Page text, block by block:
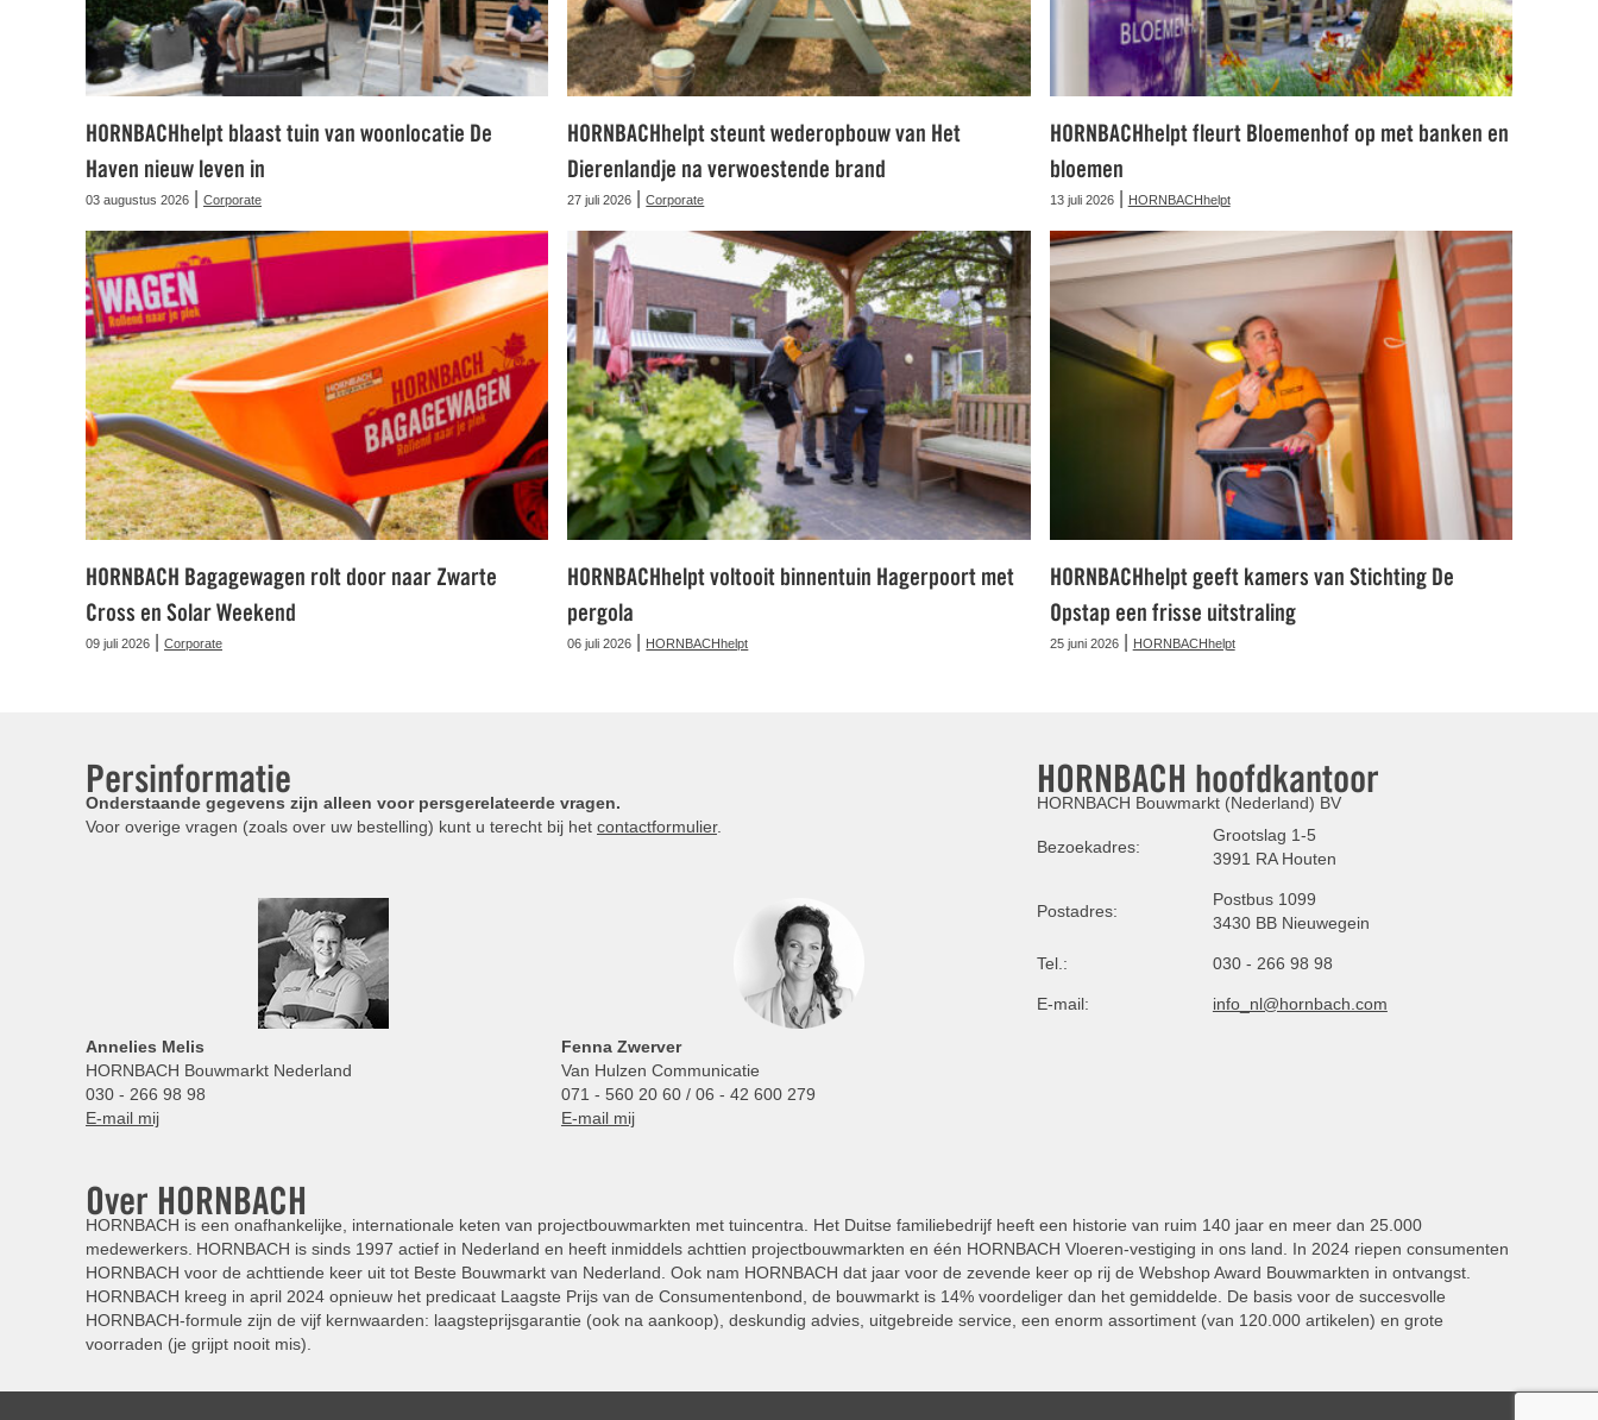
HORNBACHhelpt blaast tuin van woonlocatie De
Haven nieuw leven in
03 augustus 2026 Corporate
HORNBACHhelpt steunt wederopbouw van Het
Dierenlandje na verwoestende brand
27 juli 2026 |Corporate
HORNBACHhelpt fleurt Bloemenhof op met banken en
bloemen
13 juli 2026| HORNBACHhelpt
HORNBACH Bagagewagen rolt door naar Zwarte
Cross en Solar Weekend
09 juli 2026 Corporate
HORNBACHhelpt voltooit binnentuin Hagerpoort met
pergola
06 juli 2026 HORNBACHhelpt
HORNBACHhelpt geeft kamers van Stichting De
Opstap een frisse uitstraling
25 juni 2026| HORNBACHhelpt
Persinformatie
Onderstaande gegevens zijn alleen voor persgerelateerde vragen.
Voor overige vragen (zoals over uw bestelling) kunt u terecht bij het contactformulier.
Annelies Melis
HORNBACH Bouwmarkt Nederland
030 - 266 98 98
E-mail mij
Fenna Zwerver
Van Hulzen Communicatie
071 - 560 20 60 / 06 - 42 600 279
E-mail mij
HORNBACH hoofdkantoor
HORNBACH Bouwmarkt (Nederland) BV
Bezoekadres:
Grootslag 1-5
3991 RA Houten
Postadres:
Postbus 1099
3430 BB Nieuwegein
Tel.: 030 - 266 98 98
E-mail: info_nl@hornbach.com
Over HORNBACH
HORNBACH is een onafhankelijke, internationale keten van projectbouwmarkten met tuincentra. Het Duitse familiebedrijf heeft een historie van ruim 140 jaar en meer dan 25.000
medewerkers. HORNBACH is sinds 1997 actief in Nederland en heeft inmiddels achttien projectbouwmarkten en één HORNBACH Vloeren-vestiging in ons land. In 2024 riepen consumenten
HORNBACH voor de achttiende keer uit tot Beste Bouwmarkt van Nederland. Ook nam HORNBACH dat jaar voor de zevende keer op rij de Webshop Award Bouwmarkten in ontvangst.
HORNBACH kreeg in april 2024 opnieuw het predicaat Laagste Prijs van de Consumentenbond, de bouwmarkt is 14% voordeliger dan het gemiddelde. De basis voor de succesvolle
HORNBACH-formule zijn de vijf kernwaarden: laagsteprijsgarantie (ook na aankoop), deskundig advies, uitgebreide service, een enorm assortiment (van 120.000 artikelen) en grote
voorraden (je grijpt nooit mis).